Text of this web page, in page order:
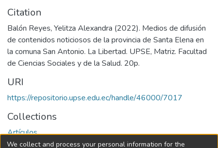
Citation
Balón Reyes, Yelitza Alexandra (2022). Medios de difusión
de contenidos noticiosos de la provincia de Santa Elena en
la comuna San Antonio. La Libertad. UPSE, Matriz. Facultad
de Ciencias Sociales y de la Salud. 20p.
URI
https://repositorio.upse.edu.ec/handle/46000/7017
Collections
Artículos
We collect and process your personal information for the